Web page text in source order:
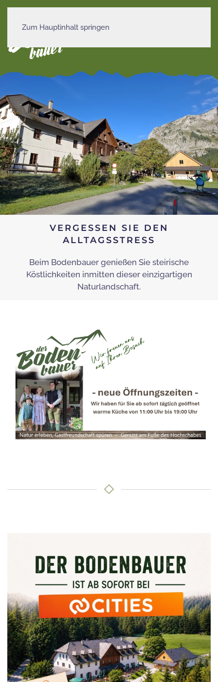
Zum Hauptinhalt springen
VERGESSEN SIE DEN
ALLTAGSSTRESS
Beim Bodenbauer genießen Sie steirische
Köstlichkeiten inmitten dieser einzigartigen
Naturlandschaft.